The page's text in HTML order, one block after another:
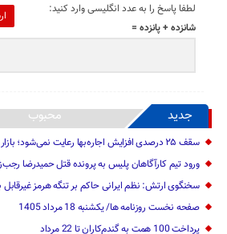
لطفا پاسخ را به عدد انگلیسی وارد کنید:
شانزده + پانزده =
جدید محبوب
سقف ۲۵ درصدی افزایش اجاره‌بها رعایت نمی‌شود؛ بازار مسکن رها شده است
ورود تیم کارآگاهان پلیس به پرونده قتل حمیدرضا
سخنگوی ارتش: نظم ایرانی حاکم بر تنگه هرمز
صفحه نخست روزنامه ها/ یکشنبه 18 مرداد 1405
پرداخت 100 همت به گندم‌کاران تا 22 مرداد